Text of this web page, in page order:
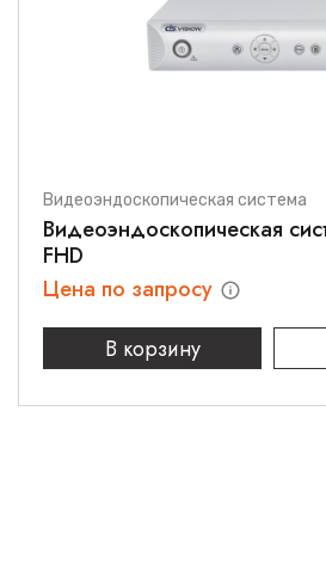
Видеоэндоскопическая система
Видеоэндоскопическая
FHD
Цена по запросу
В корзину